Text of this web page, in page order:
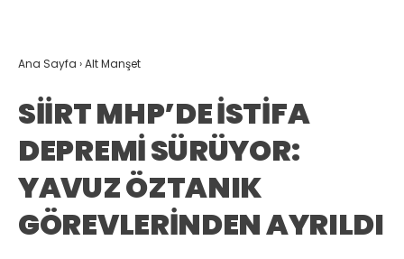
Ana Sayfa ›Alt Manşet
SİİRT MHP’DE İSTİFA
DEPREMİ SÜRÜYOR:
YAVUZ ÖZTANIK
GÖREVLERİNDEN AYRILDI